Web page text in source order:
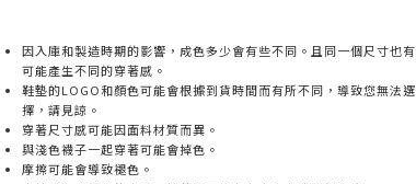
因入庫和製造時期的影響，成色多少會有些不同。且同一個尺寸也有
可能產生不同的穿著感。
鞋墊的LOGO和顏色可能會根據到貨時間而有所不同，導致您無法選
擇，請見諒。
穿著尺寸感可能因面料材質而異。
與淺色襪子一起穿著可能會掉色。
摩擦可能會導致褪色。